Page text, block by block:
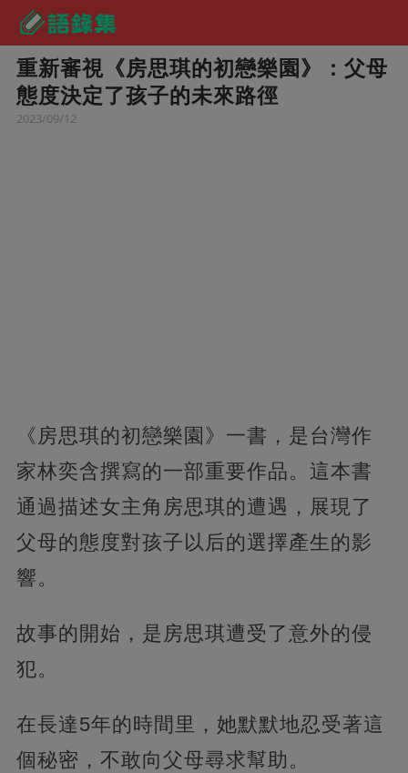
重新審視《房思琪的初戀樂園》：父母
態度決定了孩子的未來路徑
2023/09/12
《房思琪的初戀樂園》一書，是台灣作
家林奕含撰寫的一部重要作品。這本書
通過描述女主角房思琪的遭遇，展現了
父母的態度對孩子以后的選擇產生的影
響。
故事的開始，是房思琪遭受了意外的侵
犯。
在長達5年的時間里，她默默地忍受著這
個秘密，不敢向父母尋求幫助。